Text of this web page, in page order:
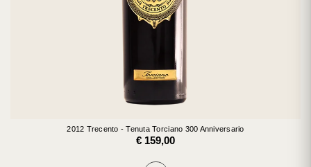
2012 Trecento - Tenuta Torciano 300 Anniversario
€ 159,00